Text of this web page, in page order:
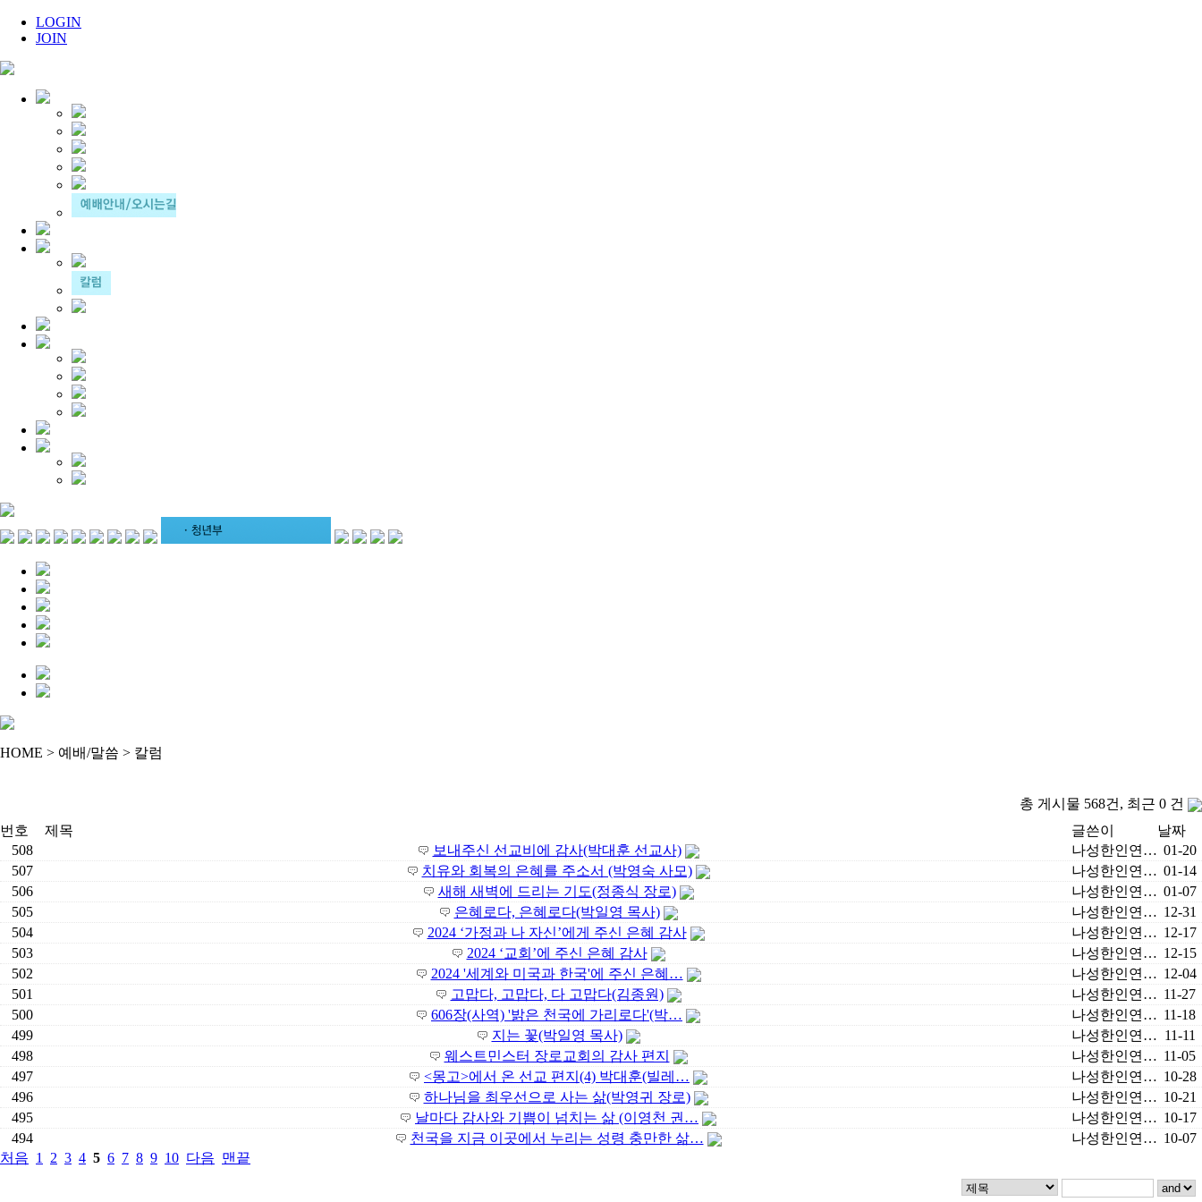
LOGIN
JOIN
HOME > 예배/말씀 > 칼럼
총 게시물 568건, 최근 0 건
번호
제목 글쓴이
날짜
508
보내주신 선교비에 감사(박대훈 선교사) 나성한인연… 01-20
507
치유와 회복의 은혜를 주소서 (박영숙 사모) 나성한인연… 01-14
506
새해 새벽에 드리는 기도(정종식 장로) 나성한인연… 01-07
505
은혜로다, 은혜로다(박일영 목사) 나성한인연… 12-31
504
2024 ‘가정과 나 자신’에게 주신 은혜 감사 나성한인연… 12-17
503
2024 ‘교회’에 주신 은혜 감사 나성한인연… 12-15
502
2024 '세계와 미국과 한국'에 주신 은혜… 나성한인연… 12-04
501
고맙다, 고맙다, 다 고맙다(김종원) 나성한인연… 11-27
500
606장(사역) '밝은 천국에 가리로다'(박… 나성한인연… 11-18
499
지는 꽃(박일영 목사) 나성한인연… 11-11
498
웨스트민스터 장로교회의 감사 편지 나성한인연… 11-05
497
<몽고>에서 온 선교 편지(4) 박대훈(빌레… 나성한인연… 10-28
496
하나님을 최우선으로 사는 삶(박영귀 장로) 나성한인연… 10-21
495
날마다 감사와 기쁨이 넘치는 삶 (이영천 권… 나성한인연… 10-17
494
천국을 지금 이곳에서 누리는 성령 충만한 삶… 나성한인연… 10-07
처음 1 2 3 4 5 6 7 8 9 10 다음 맨끝